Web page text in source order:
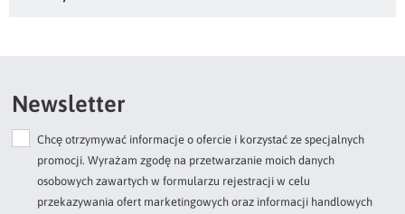
Dodaj opinię o produkcie
Twoja ocena
Bardzo dobry
Newsletter
Chcę otrzymywać informacje o ofercie i korzystać ze specjalnych
promocji. Wyrażam zgodę na przetwarzanie moich danych
osobowych zawartych w formularzu rejestracji w celu
przekazywania ofert marketingowych oraz informacji handlowych